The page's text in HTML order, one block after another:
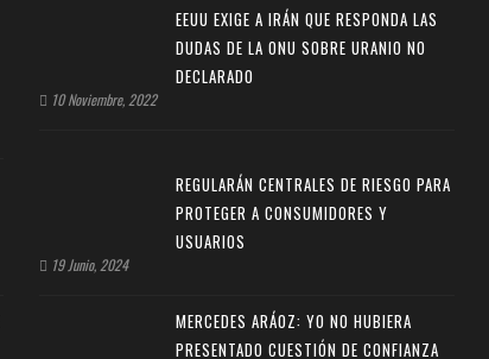
EEUU EXIGE A IRÁN QUE RESPONDA LAS
DUDAS DE LA ONU SOBRE URANIO NO
DECLARADO
10 Noviembre, 2022
REGULARÁN CENTRALES DE RIESGO PARA
PROTEGER A CONSUMIDORES Y
USUARIOS
19 Junio, 2024
MERCEDES ARÁOZ: YO NO HUBIERA
PRESENTADO CUESTIÓN DE CONFIANZA